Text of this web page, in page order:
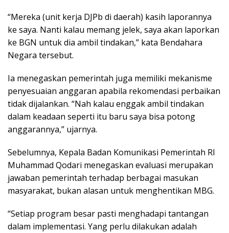
“Mereka (unit kerja DJPb di daerah) kasih laporannya
ke saya. Nanti kalau memang jelek, saya akan laporkan
ke BGN untuk dia ambil tindakan,” kata Bendahara
Negara tersebut.
Ia menegaskan pemerintah juga memiliki mekanisme
penyesuaian anggaran apabila rekomendasi perbaikan
tidak dijalankan. “Nah kalau enggak ambil tindakan
dalam keadaan seperti itu baru saya bisa potong
anggarannya,” ujarnya.
Sebelumnya, Kepala Badan Komunikasi Pemerintah RI
Muhammad Qodari menegaskan evaluasi merupakan
jawaban pemerintah terhadap berbagai masukan
masyarakat, bukan alasan untuk menghentikan MBG.
“Setiap program besar pasti menghadapi tantangan
dalam implementasi. Yang perlu dilakukan adalah